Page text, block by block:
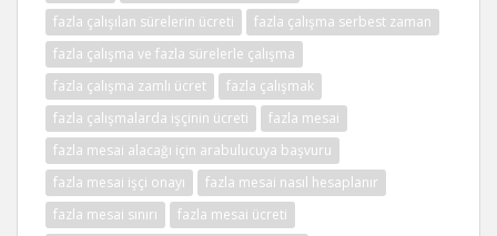
fazla çalışılan sürelerin ücreti
fazla çalışma serbest zaman
fazla çalışma ve fazla sürelerle çalışma
fazla çalışma zamlı ücret
fazla çalışmak
fazla çalışmalarda işçinin ücreti
fazla mesai
fazla mesai alacağı için arabulucuya başvuru
fazla mesai işçi onayı
fazla mesai nasıl hesaplanır
fazla mesai sınırı
fazla mesai ücreti